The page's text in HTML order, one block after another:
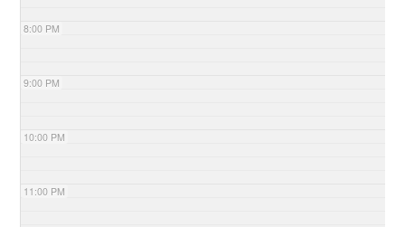
8:00 PM
9:00 PM
10:00 PM
11:00 PM